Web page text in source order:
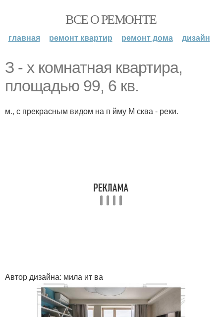
ВСЕ О РЕМОНТЕ
главная ремонт квартир ремонт дома дизайн
З - х комнатная квартира,
площадью 99, 6 кв.
м., с прекрасным видом на п йму М сква - реки.
Автор дизайна: мила ит ва